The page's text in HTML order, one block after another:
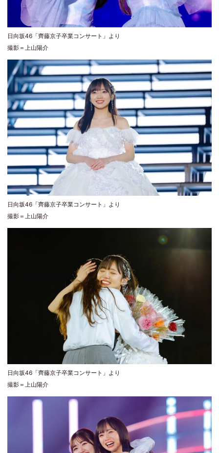
日向坂46「齊藤京子卒業コンサート」より
撮影＝上山陽介
日向坂46「齊藤京子卒業コンサート」より
撮影＝上山陽介
日向坂46「齊藤京子卒業コンサート」より
撮影＝上山陽介